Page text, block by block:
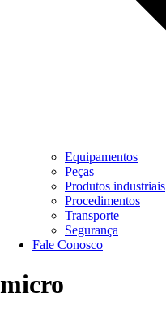
Equipamentos
Peças
Produtos industriais
Procedimentos
Transporte
Segurança
Fale Conosco
micro